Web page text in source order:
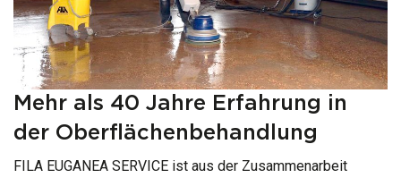
Mehr als 40 Jahre Erfahrung in
der Oberflächenbehandlung
FILA EUGANEA SERVICE ist aus der Zusammenarbeit